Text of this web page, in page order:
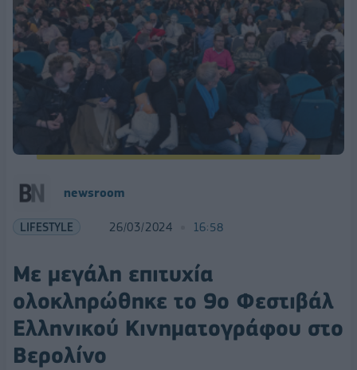
newsroom
LIFESTYLE 26/03/2024 16:58
Με μεγάλη επιτυχία
ολοκληρώθηκε το 9ο Φεστιβάλ
Ελληνικού Κινηματογράφου στο
Βερολίνο